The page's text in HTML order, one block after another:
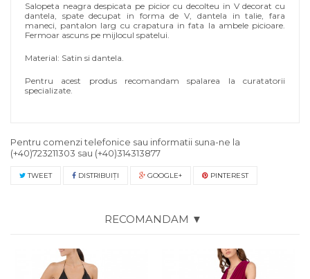
Salopeta neagra despicata pe picior cu decolteu in V decorat cu
dantela, spate decupat in forma de V, dantela in talie, fara
maneci, pantalon larg cu crapatura in fata la ambele picioare.
Fermoar ascuns pe mijlocul spatelui.
Material: Satin si dantela.
Pentru acest produs recomandam spalarea la curatatorii
specializate.
Pentru comenzi telefonice sau informatii suna-ne la
(+40)723211303 sau (+40)314313877
TWEET DISTRIBUIŢI GOOGLE+ PINTEREST
RECOMANDAM ▼